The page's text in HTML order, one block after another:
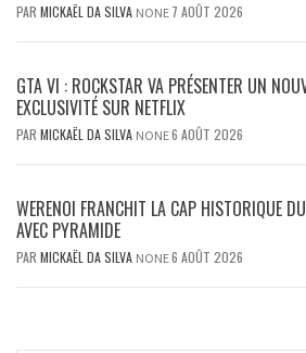
PAR MICKAËL DA SILVA NONE 7 AOÛT 2026
GTA VI : ROCKSTAR VA PRÉSENTER UN
EXCLUSIVITÉ SUR NETFLIX
PAR MICKAËL DA SILVA NONE6 AOÛT 2026
WERENOI FRANCHIT LA CAP HISTORIQUE
AVEC PYRAMIDE
PAR MICKAËL DA SILVA NONE6 AOÛT 2026